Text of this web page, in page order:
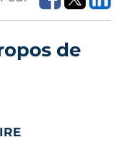
de